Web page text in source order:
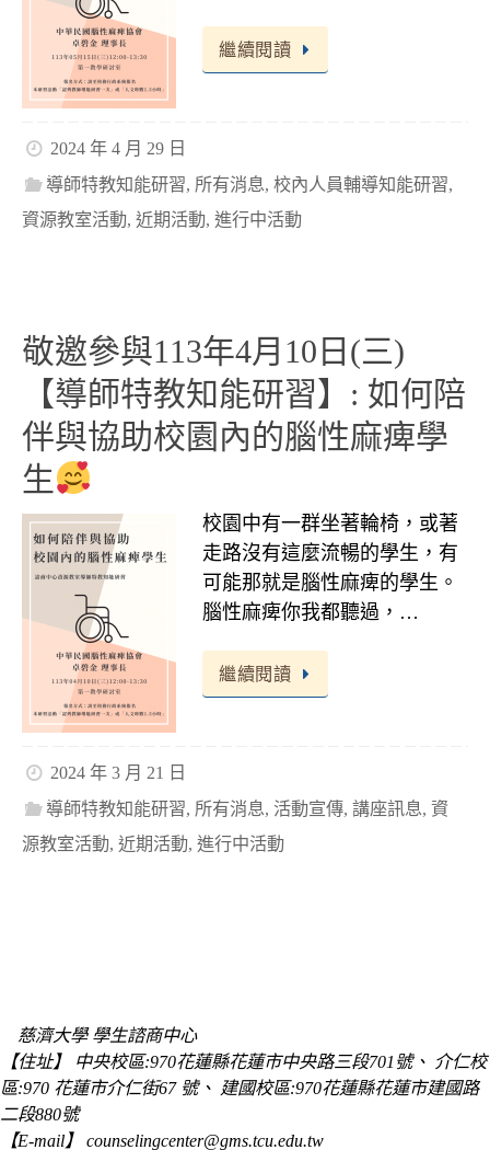
繼續閱讀
2024 年 4 月 29 日
導師特教知能研習, 所有消息,校內人員輔導知能研習,
資源教室活動, 近期活動, 進行中活動
敬邀參與113年4月10日(三)
【導師特教知能研習】: 如何陪
伴與協助校園內的腦性麻痺學
生
校園中有一群坐著輪椅，或著
走路沒有這麼流暢的學生，有
可能那就是腦性麻痺的學生。
腦性麻痺你我都聽過，…
繼續閱讀
2024 年 3 月 21 日
導師特教知能研習, 所有消息, 活動宣傳,講座訊息,資
源教室活動, 近期活動, 進行中活動
慈濟大學 學生諮商中心
【住址】 中央校區:970花蓮縣花蓮市中央路三段701號、 介仁校
區:970 花蓮市介仁街67 號、 建國校區:970花蓮縣花蓮市建國路
二段880號
【E-mail】 counselingcenter@gms.tcu.edu.tw